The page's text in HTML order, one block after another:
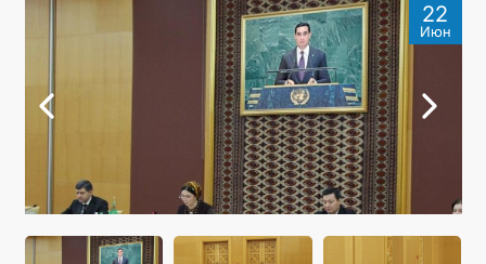
ТУРКМЕНИСТАН
КОНСУЛЬСКИЙ ОТДЕЛ
ИНВЕСТИЦИИ В ТУРКМЕНИСТАН
КОНТАКТНЫЕ ДАННЫЕ
22
Июн